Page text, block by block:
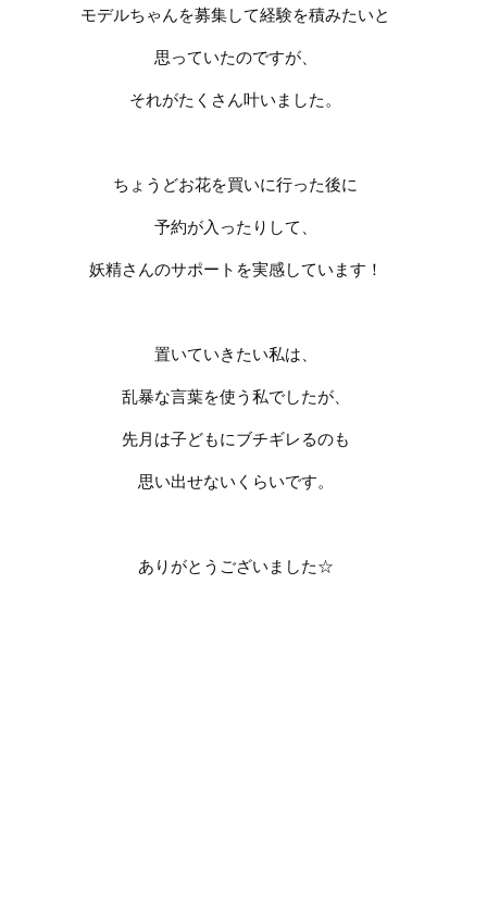
モデルちゃんを募集して経験を積みたいと
思っていたのですが、
それがたくさん叶いました。
ちょうどお花を買いに行った後に
予約が入ったりして、
妖精さんのサポートを実感しています！
置いていきたい私は、
乱暴な言葉を使う私でしたが、
先月は子どもにブチギレるのも
思い出せないくらいです。
ありがとうございました☆